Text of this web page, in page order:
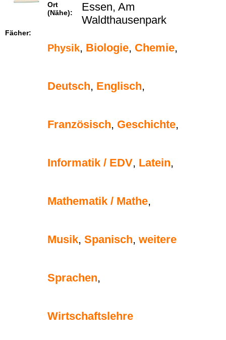
Ort
(Nähe):
Essen, Am
Waldthausenpark
Fächer:
Physik, Biologie, Chemie,
Deutsch, Englisch,
Französisch, Geschichte,
Informatik / EDV, Latein,
Mathematik / Mathe,
Musik, Spanisch, weitere
Sprachen,
Wirtschaftslehre